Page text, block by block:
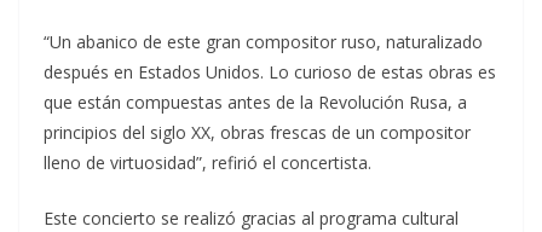
“Un abanico de este gran compositor ruso, naturalizado
después en Estados Unidos. Lo curioso de estas obras es
que están compuestas antes de la Revolución Rusa, a
principios del siglo XX, obras frescas de un compositor
lleno de virtuosidad”, refirió el concertista.
Este concierto se realizó gracias al programa cultural